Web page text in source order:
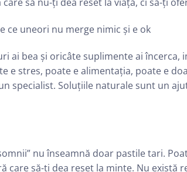
ce uneori nu merge nimic și e ok
ai bea și oricâte suplimente ai încerca,
e stres, poate e alimentația, poate e
specialist. Soluțiile naturale sunt un
nu înseamnă doar pastile tari.
care să-ți dea reset la minte. Nu există